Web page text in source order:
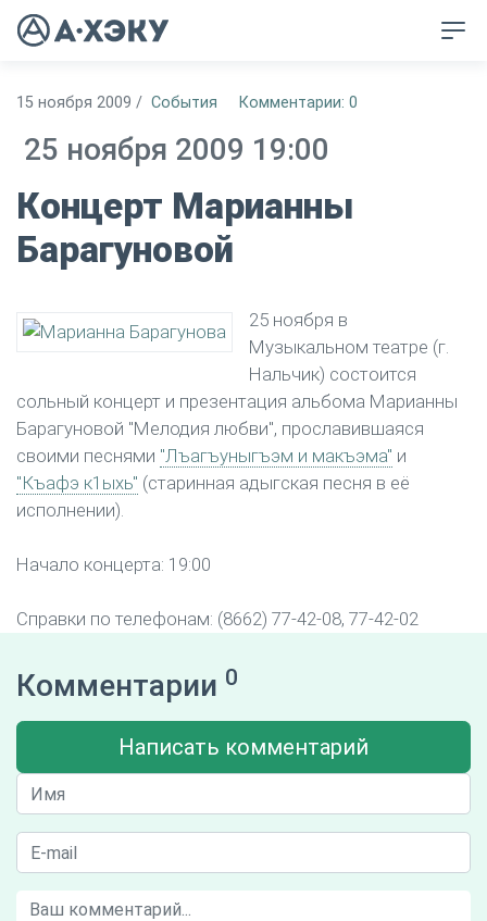
15 ноября 2009 / События Комментарии: 0
25 ноября 2009 19:00
Концерт Марианны
Барагуновой
25 ноября в
Музыкальном театре (г.
Нальчик) состоится
сольный концерт и презентация альбома Марианны
Барагуновой "Мелодия любви", прославившаяся
своими песнями "Лъагъуныгъэм и макъэма" и
"Къафэ к1ыхь" (старинная адыгская песня в её
исполнении).
Начало концерта: 19:00
Справки по телефонам: (8662) 77-42-08, 77-42-02
Комментарии 0
Написать комментарий